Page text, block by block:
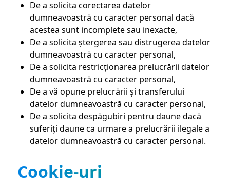
De a solicita corectarea datelor
dumneavoastră cu caracter personal dacă
acestea sunt incomplete sau inexacte,
De a solicita ștergerea sau distrugerea datelor
dumneavoastră cu caracter personal,
De a solicita restricționarea prelucrării datelor
dumneavoastră cu caracter personal,
De a vă opune prelucrării și transferului
datelor dumneavoastră cu caracter personal,
De a solicita despăgubiri pentru daune dacă
suferiți daune ca urmare a prelucrării ilegale a
datelor dumneavoastră cu caracter personal.
Cookie-uri